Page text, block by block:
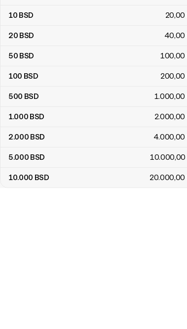
10 BSD 20,00
20 BSD 40,00
50 BSD 100,00
100 BSD 200,00
500 BSD 1.000,00
1.000 BSD 2.000,00
2.000 BSD 4.000,00
5.000 BSD 10.000,00
10.000 BSD 20.000,00